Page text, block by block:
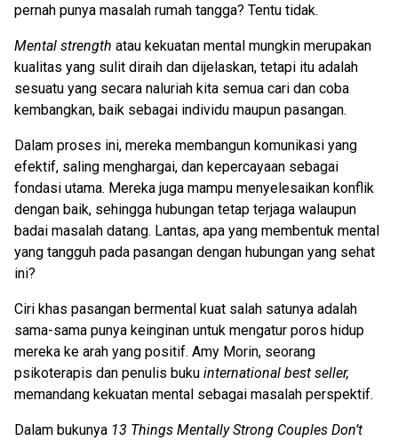
pernah punya masalah rumah tangga? Tentu tidak.
Mental strength atau kekuatan mental mungkin merupakan
kualitas yang sulit diraih dan dijelaskan, tetapi itu adalah
sesuatu yang secara naluriah kita semua cari dan coba
kembangkan, baik sebagai individu maupun pasangan.
Dalam proses ini, mereka membangun komunikasi yang
efektif, saling menghargai, dan kepercayaan sebagai
fondasi utama. Mereka juga mampu menyelesaikan konflik
dengan baik, sehingga hubungan tetap terjaga walaupun
badai masalah datang. Lantas, apa yang membentuk mental
yang tangguh pada pasangan dengan hubungan yang sehat
ini?
Ciri khas pasangan bermental kuat salah satunya adalah
sama-sama punya keinginan untuk mengatur poros hidup
mereka ke arah yang positif. Amy Morin, seorang
psikoterapis dan penulis buku international best seller,
memandang kekuatan mental sebagai masalah perspektif.
Dalam bukunya 13 Things Mentally Strong Couples Don’t